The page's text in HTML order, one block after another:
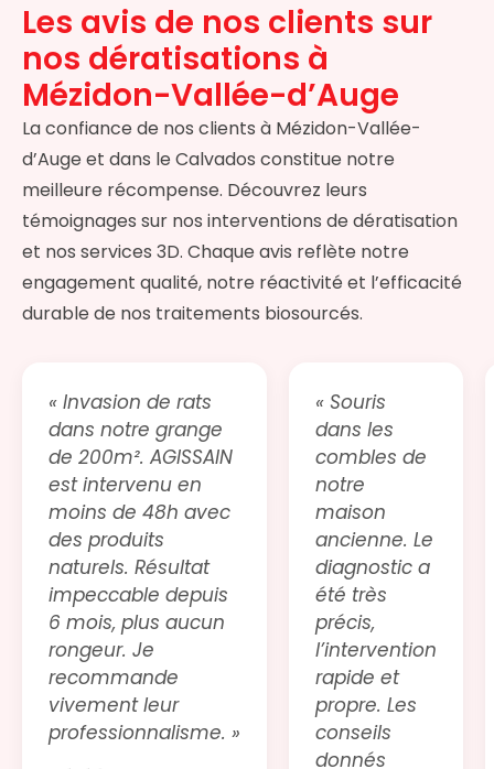
Les avis de nos clients sur
nos dératisations à
Mézidon-Vallée-d’Auge
La confiance de nos clients à Mézidon-Vallée-
d’Auge et dans le Calvados constitue notre
meilleure récompense. Découvrez leurs
témoignages sur nos interventions de dératisation
et nos services 3D. Chaque avis reflète notre
engagement qualité, notre réactivité et l’efficacité
durable de nos traitements biosourcés.
« Invasion de rats
dans notre grange
de 200m². AGISSAIN
est intervenu en
moins de 48h avec
des produits
naturels. Résultat
impeccable depuis
6 mois, plus aucun
rongeur. Je
recommande
vivement leur
professionnalisme. »
« Souris
dans les
combles de
notre
maison
ancienne. Le
diagnostic a
été très
précis,
l’intervention
rapide et
propre. Les
conseils
donnés